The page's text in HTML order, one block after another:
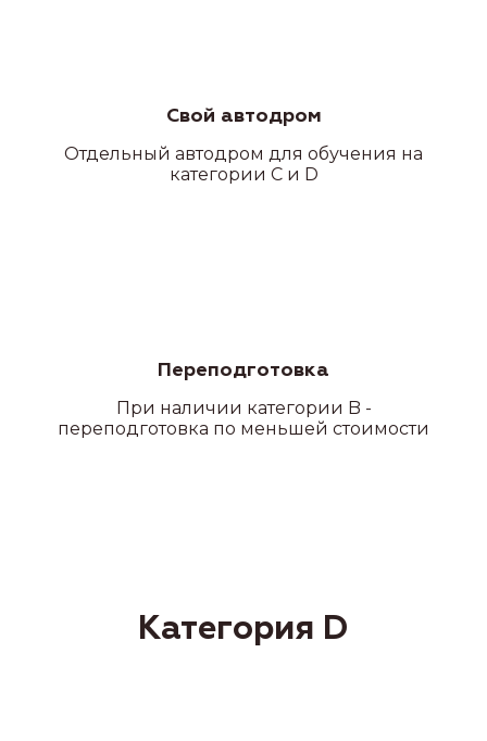
Свой автодром
Отдельный автодром для обучения на
категории C и D
Переподготовка
При наличии категории B -
переподготовка по меньшей стоимости